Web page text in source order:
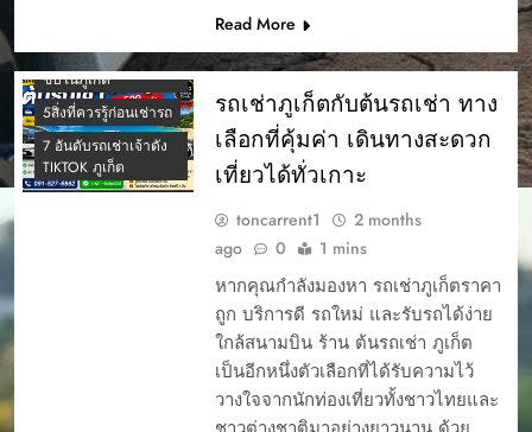
Read More
5 รถยอดนิยม เช่ารถ
ขับในภูเก็ต
5สิ่งที่ควรรู้ก่อนเช่ารถ
7 อันดับรถเช่าเจ้าดัง
TIKTOK ภูเก็ต
รถเช่าภูเก็ตกับต้นรถเช่า ทาง
เลือกที่คุ้มค่า เดินทางสะดวก
เที่ยวได้ทั่วเกาะ
toncarrent1
2 months
ago
0 1 mins
หากคุณกำลังมองหา รถเช่าภูเก็ตราคา
ถูก บริการดี รถใหม่ และรับรถได้ง่าย
ใกล้สนามบิน ร้าน ต้นรถเช่า ภูเก็ต
เป็นอีกหนึ่งตัวเลือกที่ได้รับความไว้
วางใจจากนักท่องเที่ยวทั้งชาวไทยและ